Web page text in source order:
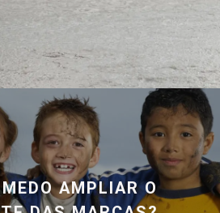
AMPLIAR O